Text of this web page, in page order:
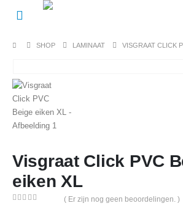
SHOP LAMINAAT VISGRAAT CLICK
Visgraat Click PVC
eiken XL
( Er zijn nog geen beoordelingen. )